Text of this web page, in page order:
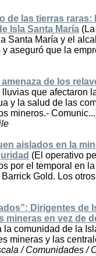
de las tierras
Isla Santa María
Santa María y el
aseguró que la
de los
lluvias que afectaron
y la salud de las
mineros.-
aislados en la
(El operativo
por el temporal en
Gold. Los
Dirigentes de
mineras en vez de
la comunidad de la
mineras y las
/ Comunidades /